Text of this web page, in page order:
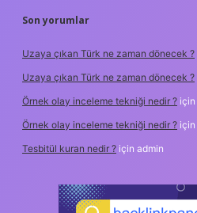
Son yorumlar
Uzaya çıkan Türk ne zaman dönecek ?
Uzaya çıkan Türk ne zaman dönecek ?
Örnek olay inceleme tekniği nedir ? için
Örnek olay inceleme tekniği nedir ? için
Tesbitül kuran nedir ? için admin